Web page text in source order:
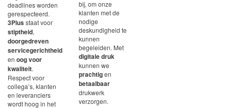
deadlines worden
gerespecteerd.
3Plusstaat voor
stiptheid,
doorgedreven
servicegerichtheid
en oog voor
kwaliteit.
Respect voor
collega’s, klanten
en leveranciers
wordt hoog in het
bij, om onze
klanten met de
nodige
deskundigheid te
kunnen
begeleiden. Met
digitale druk
kunnen we
prachtigen
betaalbaar
drukwerk
verzorgen.